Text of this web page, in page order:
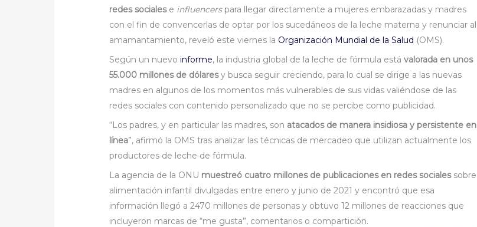
redes socialese influencerspara llegar directamente a mujeres embarazadas y madres
con el fin de convencerlas de optar por los sucedáneos de la leche materna y renunciar al
amamantamiento, reveló este viernes la Organización Mundial de la Salud (OMS).
Según un nuevoinforme, la industria global de la leche de fórmula estávalorada en unos
55.000 millones de dólaresy busca seguir creciendo, para lo cual se dirige a las nuevas
madres en algunos de los momentos más vulnerables de sus vidas valiéndose de las
redes sociales con contenido personalizado que no se percibe como publicidad.
“Los padres, y en particular las madres, son atacados de manera insidiosa y persistente en
línea”, afirmó la OMS tras analizar las técnicas de mercadeo que utilizan actualmente los
productores de leche de fórmula.
La agencia de la ONU muestreó cuatro millones de publicaciones en redes socialessobre
alimentación infantil divulgadas entre enero y junio de 2021 y encontró que esa
información llegó a 2470 millones de personas y obtuvo 12 millones de reacciones que
incluyeron marcas de “me gusta”, comentarios o compartición.